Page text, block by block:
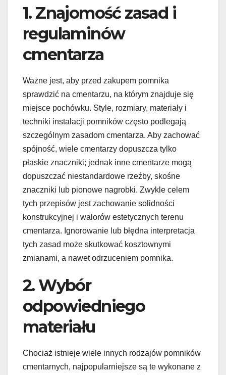
1. Znajomość zasad i
regulaminów
cmentarza
Ważne jest, aby przed zakupem pomnika
sprawdzić na cmentarzu, na którym znajduje się
miejsce pochówku. Style, rozmiary, materiały i
techniki instalacji pomników często podlegają
szczególnym zasadom cmentarza. Aby zachować
spójność, wiele cmentarzy dopuszcza tylko
płaskie znaczniki; jednak inne cmentarze mogą
dopuszczać niestandardowe rzeźby, skośne
znaczniki lub pionowe nagrobki. Zwykle celem
tych przepisów jest zachowanie solidności
konstrukcyjnej i walorów estetycznych terenu
cmentarza. Ignorowanie lub błędna interpretacja
tych zasad może skutkować kosztownymi
zmianami, a nawet odrzuceniem pomnika.
2. Wybór
odpowiedniego
materiału
Chociaż istnieje wiele innych rodzajów pomników
cmentarnych, najpopularniejsze są te wykonane z